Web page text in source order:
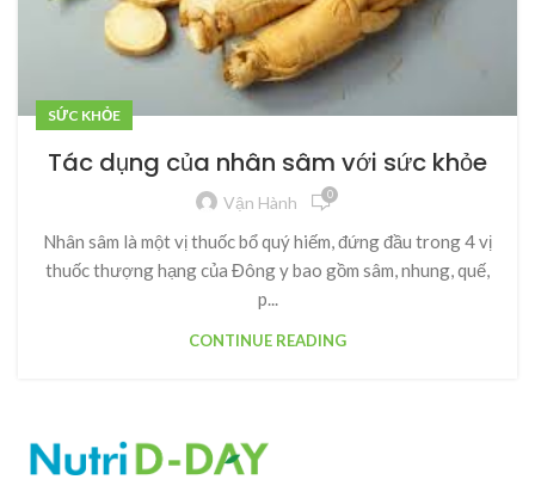
SỨC KHỎE
Tác dụng của nhân sâm với sức khỏe
Vận Hành 0
Nhân sâm là một vị thuốc bổ quý hiếm, đứng đầu trong 4 vị
thuốc thượng hạng của Đông y bao gồm sâm, nhung, quế,
p...
CONTINUE READING